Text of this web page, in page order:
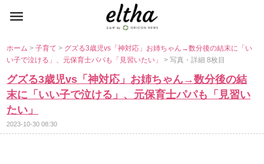
ホーム>子育て> グズる3歳児vs「神対応」お姉ちゃん→数分後の結末に「い
い子で泣ける」、元保育士パパも「見習いたい」> 写真・詳細 8枚目
グズる3歳児vs「神対応」お姉ちゃん→数分後の結
末に「いい子で泣ける」、元保育士パパも「見習い
たい」
2023-10-30 08:30